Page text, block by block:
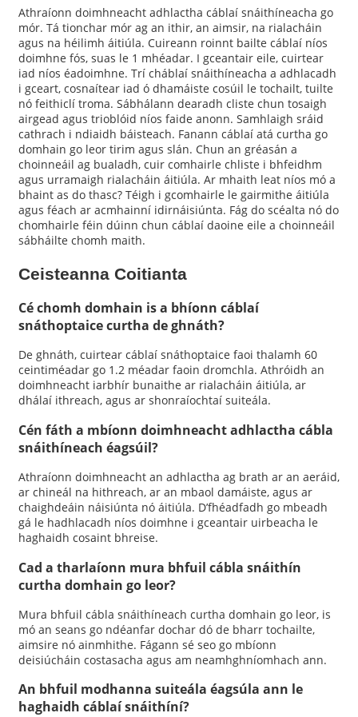
Athraíonn doimhneacht adhlactha cáblaí snáithíneacha go
mór. Tá tionchar mór ag an ithir, an aimsir, na rialacháin
agus na héilimh áitiúla. Cuireann roinnt bailte cáblaí níos
doimhne fós, suas le 1 mhéadar. I gceantair eile, cuirtear
iad níos éadoimhne. Trí cháblaí snáithíneacha a adhlacadh
i gceart, cosnaítear iad ó dhamáiste cosúil le tochailt, tuilte
nó feithiclí troma. Sábhálann dearadh cliste chun tosaigh
airgead agus trioblóid níos faide anonn. Samhlaigh sráid
cathrach i ndiaidh báisteach. Fanann cáblaí atá curtha go
domhain go leor tirim agus slán. Chun an gréasán a
choinneáil ag bualadh, cuir comhairle chliste i bhfeidhm
agus urramaigh rialacháin áitiúla. Ar mhaith leat níos mó a
bhaint as do thasc? Téigh i gcomhairle le gairmithe áitiúla
agus féach ar acmhainní idirnáisiúnta. Fág do scéalta nó do
chomhairle féin dúinn chun cáblaí daoine eile a choinneáil
sábháilte chomh maith.
Ceisteanna Coitianta
Cé chomh domhain is a bhíonn cáblaí
snáthoptaice curtha de ghnáth?
De ghnáth, cuirtear cáblaí snáthoptaice faoi thalamh 60
ceintiméadar go 1.2 méadar faoin dromchla. Athróidh an
doimhneacht iarbhír bunaithe ar rialacháin áitiúla, ar
dhálaí ithreach, agus ar shonraíochtaí suiteála.
Cén fáth a mbíonn doimhneacht adhlactha cábla
snáithíneach éagsúil?
Athraíonn doimhneacht an adhlactha ag brath ar an aeráid,
ar chineál na hithreach, ar an mbaol damáiste, agus ar
chaighdeáin náisiúnta nó áitiúla. D’fhéadfadh go mbeadh
gá le hadhlacadh níos doimhne i gceantair uirbeacha le
haghaidh cosaint bhreise.
Cad a tharlaíonn mura bhfuil cábla snáithín
curtha domhain go leor?
Mura bhfuil cábla snáithíneach curtha domhain go leor, is
mó an seans go ndéanfar dochar dó de bharr tochailte,
aimsire nó ainmhithe. Fágann sé seo go mbíonn
deisiúcháin costasacha agus am neamhghníomhach ann.
An bhfuil modhanna suiteála éagsúla ann le
haghaidh cáblaí snáithíní?